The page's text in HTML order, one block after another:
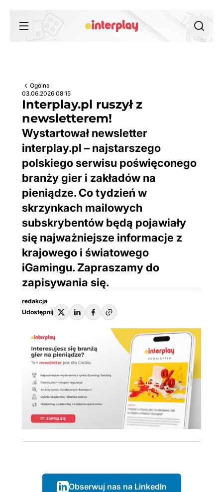
Ogólna
03.06.2026 08:15
Interplay.pl ruszył z
newsletterem!
Wystartował newsletter
interplay.pl – najstarszego
polskiego serwisu poświęconego
branży gier i zakładów na
pieniądze. Co tydzień w
skrzynkach mailowych
subskrybentów będą pojawiały
się najważniejsze informacje z
krajowego i światowego
iGamingu. Zapraszamy do
zapisywania się.
redakcja
Udostępnij
Obserwuj nas na LinkedIn